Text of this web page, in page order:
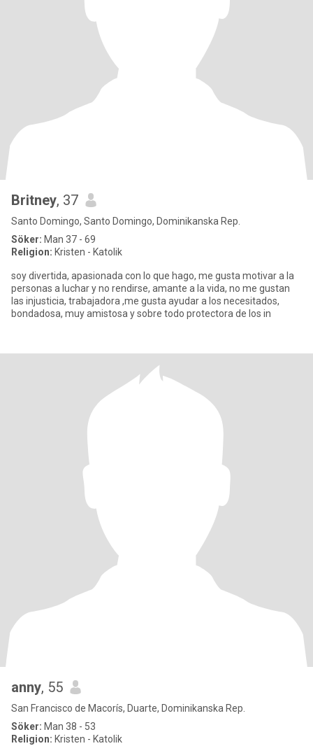
Britney, 37
Santo Domingo, Santo Domingo, Dominikanska Rep.
Söker: Man 37 - 69
Religion: Kristen - Katolik
soy divertida, apasionada con lo que hago, me gusta motivar a la
personas a luchar y no rendirse, amante a la vida, no me gustan
las injusticia, trabajadora ,me gusta ayudar a los necesitados,
bondadosa, muy amistosa y sobre todo protectora de los in
anny, 55
San Francisco de Macorís, Duarte, Dominikanska Rep.
Söker: Man 38 - 53
Religion: Kristen - Katolik